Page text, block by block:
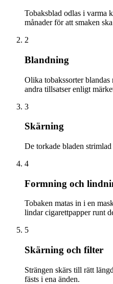
Tobaksblad odlas i varma
månader för att smaken
2
Blandning
Olika tobakssorter
andra tillsatser enligt
3
Skärning
De torkade bladen
4
Formning och
Tobaken matas in i en
lindar cigarettpapper runt
5
Skärning och filter
Strängen skärs till rätt
fästs i ena änden.